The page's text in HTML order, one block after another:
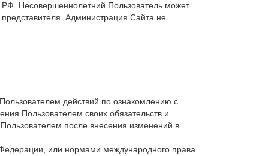
РФ. Несовершеннолетний Пользователь может
Администрация Сайта не
действий по ознакомлению с
Пользователем своих обязательств и
после внесения изменений в
Федерации, или нормами международного права